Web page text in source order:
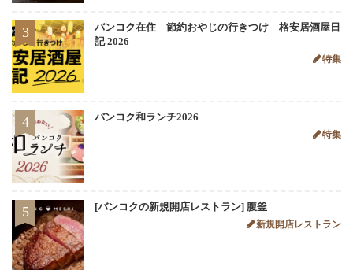
3
バンコク在住 節約おやじの行きつけ 格安居酒屋日
記 2026
特集
4 バンコク和ランチ2026
特集
5 [バンコクの新規開店レストラン] 腹釜
新規開店レストラン